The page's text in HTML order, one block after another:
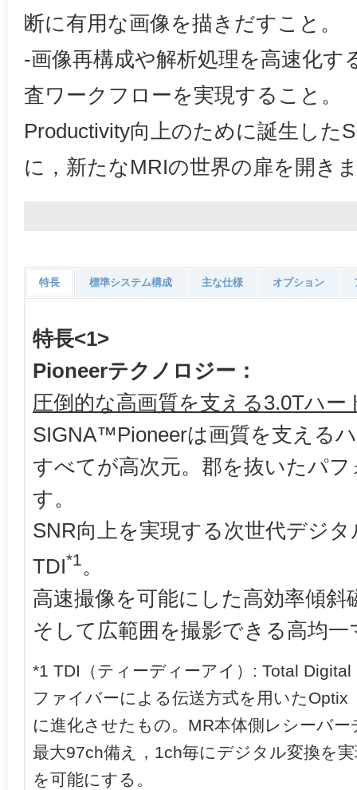
断に有用な画像を描きだすこと。
-画像再構成や解析処理を高速化す
査ワークフローを実現すること。
Productivity向上のために誕生した
に，新たなMRIの世界の扉を開
特長 標準システム構成 主な仕様 オプション
特長<1>
Pioneerテクノロジー：
圧倒的な高画質を支える3.0Tハ
SIGNA™Pioneerは画質を支える
すべてが高次元。郡を抜いたパ
す。
SNR向上を実現する次世代デジ
TDI*1。
高速撮像を可能にした高効率傾斜
そして広範囲を撮影できる高均
*1 TDI（ティーディーアイ）: Total
ファイバーによる伝送方式を用いた
に進化させたもの。MR本体側レシーバ
最大97ch備え，1ch毎にデジタル変換を
を可能にする。